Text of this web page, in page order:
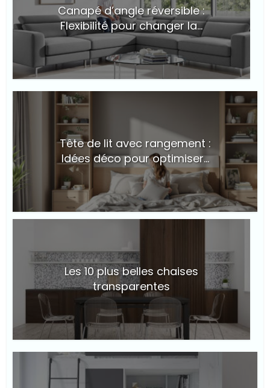
Canapé d’angle réversible :
Flexibilité pour changer la...
© Suite101
Tête de lit avec rangement :
Idées déco pour optimiser...
Les 10 plus belles chaises
transparentes